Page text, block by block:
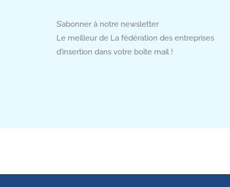
S’abonner à notre newsletter
Le meilleur de La fédération des entreprises
d’insertion dans votre boîte mail !